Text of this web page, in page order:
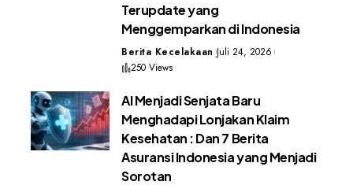
Terupdate yang
Menggemparkan di Indonesia
Berita Kecelakaan Juli 24, 2026
250 Views
AI Menjadi Senjata Baru
Menghadapi Lonjakan Klaim
Kesehatan : Dan 7 Berita
Asuransi Indonesia yang Menjadi
Sorotan